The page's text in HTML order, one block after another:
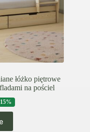
łóżko piętrowe
na pościel